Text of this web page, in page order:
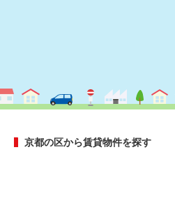
京都の区から賃貸物件を探す